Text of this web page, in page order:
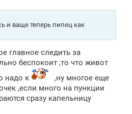
и ваще теперь пипец как
главное следить за
беспокоит ,то что живот
надо к
,ну многое еще
,если много на пункции
сразу капельницу